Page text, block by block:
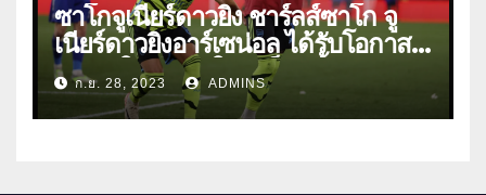
ซาโกจูเนียร์ดาวยิง ชาร์ลส์ซาโก จู
เนียร์ดาวยิงอาร์เซน่อล ได้รับโอกาส
ลงเล่นให้ทีมชุดใหญ่เป็นครั้งแรก
ก.ย. 28, 2023 ADMINS